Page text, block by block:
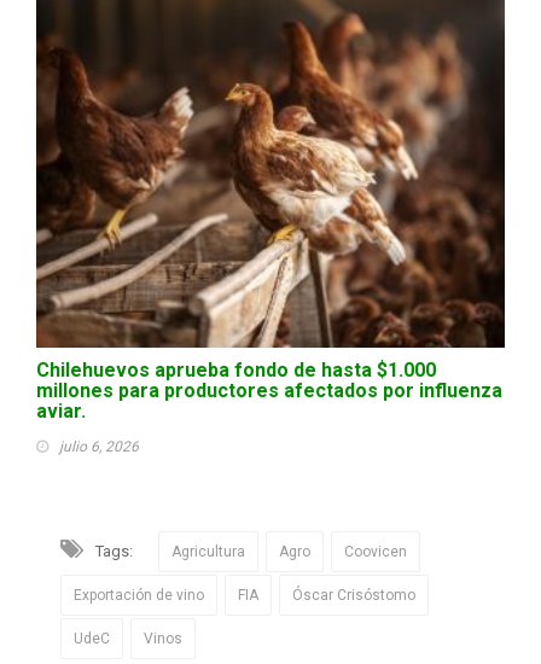
Chilehuevos aprueba fondo de hasta $1.000
millones para productores afectados por influenza
aviar.
julio 6, 2026
Tags: Agricultura Agro Coovicen
Exportación de vino FIA Óscar Crisóstomo
UdeC Vinos